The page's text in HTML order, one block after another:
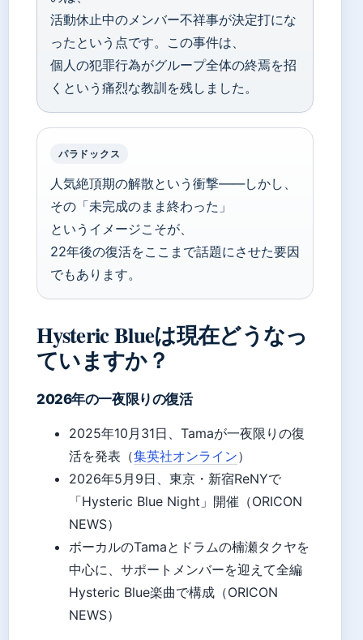
活動休止中のメンバー不祥事が決定打にな
ったという点です。この事件は、
個人の犯罪行為がグループ全体の終焉を招
くという痛烈な教訓を残しました。
パラドックス
人気絶頂期の解散という衝撃——しかし、
その「未完成のまま終わった」
というイメージこそが、
22年後の復活をここまで話題にさせた要因
でもあります。
Hysteric Blueは現在どうなっ
ていますか？
2026年の一夜限りの復活
2025年10月31日、Tamaが一夜限りの復
活を発表（集英社オンライン）
2026年5月9日、東京・新宿ReNYで
「Hysteric Blue Night」開催（ORICON
NEWS）
ボーカルのTamaとドラムの楠瀬タクヤを
中心に、サポートメンバーを迎えて全編
Hysteric Blue楽曲で構成（ORICON
NEWS）